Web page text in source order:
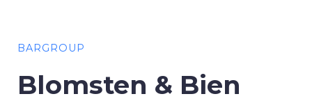
BARGROUP
Blomsten & Bien